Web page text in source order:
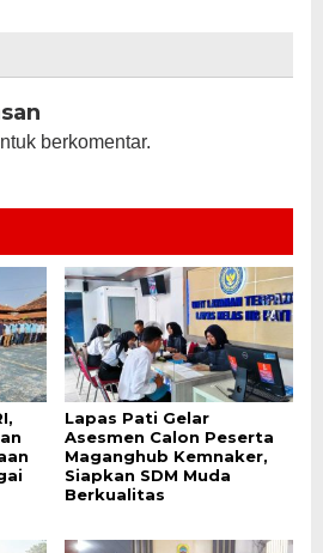
berkomentar.
Lapas Pati Gelar
Asesmen Calon Peserta
Maganghub Kemnaker,
Siapkan SDM Muda
Berkualitas